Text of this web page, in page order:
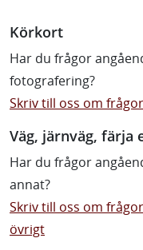
Körkort
Har du frågor
fotografering?
Skriv till oss om
Väg, järnväg, färja
Har du frågor
annat?
Skriv till oss om
övrigt